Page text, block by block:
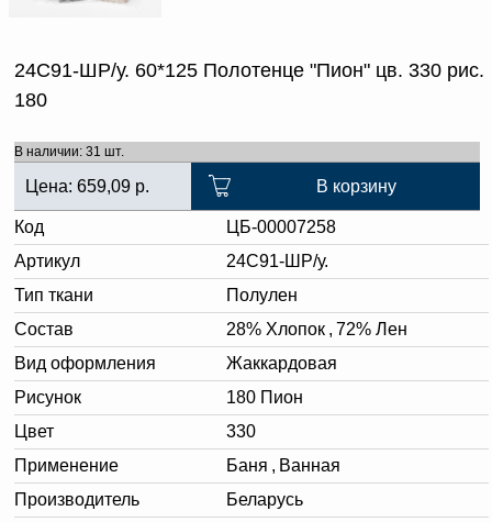
24С91-ШР/у. 60*125 Полотенце "Пион" цв. 330 рис.
180
В наличии: 31 шт.
Цена: 659,09 р. В корзину
Код
ЦБ-00007258
Артикул
24С91-ШР/у.
Тип ткани
Полулен
Состав
28% Хлопок , 72% Лен
Вид оформления
Жаккардовая
Рисунок
180 Пион
Цвет
330
Применение
Баня , Ванная
Производитель
Беларусь